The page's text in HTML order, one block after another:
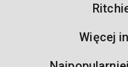
Więcej